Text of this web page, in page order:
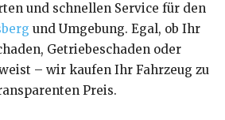
und schnellen Service für den
und Umgebung. Egal, ob Ihr
Getriebeschaden oder
– wir kaufen Ihr Fahrzeug zu
Preis.